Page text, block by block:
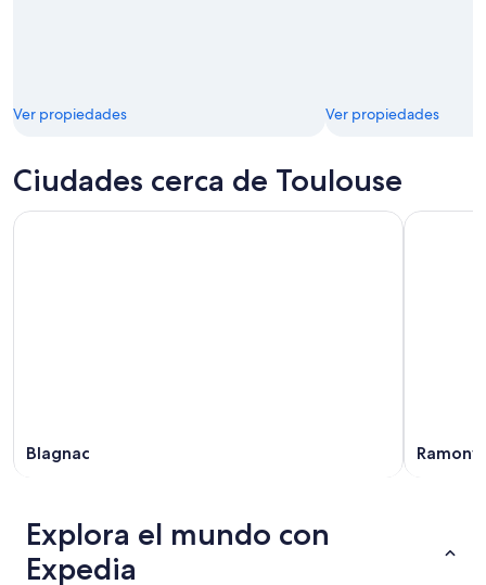
Ver propiedades Ver propiedades
Ciudades cerca de Toulouse
Blagnac
Explora el mundo con
Expedia